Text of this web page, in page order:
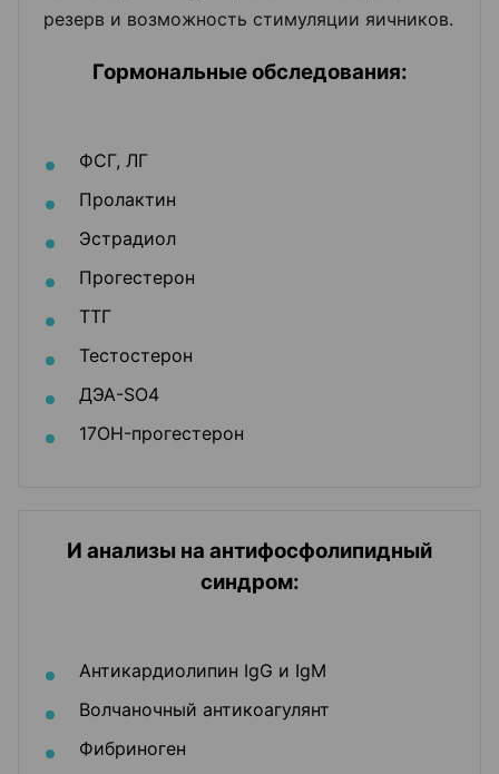
резерв и возможность стимуляции яичников.
Гормональные обследования:
ФСГ, ЛГ
Пролактин
Эстрадиол
Прогестерон
ТТГ
Тестостерон
ДЭА-SO4
17OH-прогестерон
И анализы на антифосфолипидный
синдром:
Антикардиолипин IgG и IgM
Волчаночный антикоагулянт
Фибриноген